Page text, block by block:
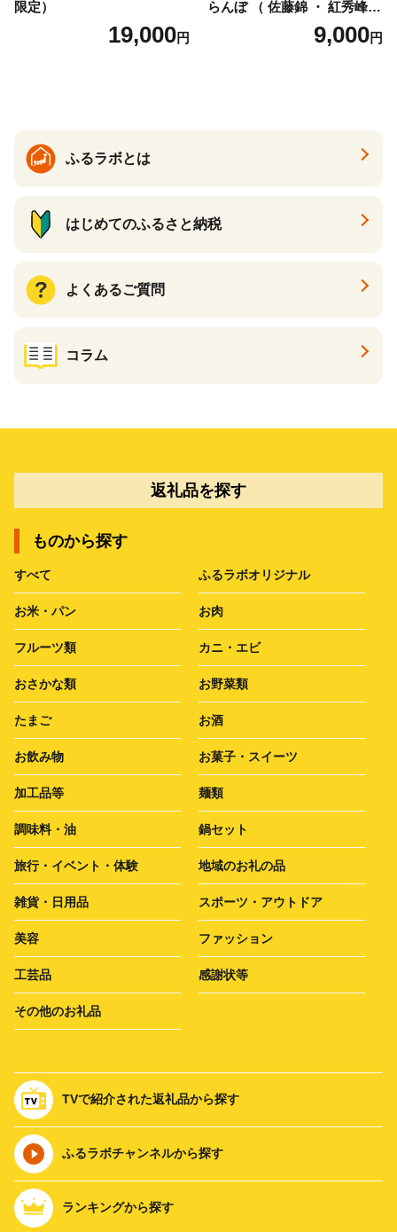
限定）
19,000円
らんぼ （ 佐藤錦 ・ 紅秀峰
） ご家庭用 M以上 700g 【20
26年6月下旬から7月上旬発
9,000円
ふるラボとは
はじめてのふるさと納税
よくあるご質問
コラム
返礼品を探す
ものから探す
すべて ふるラボオリジナル
お米・パン お肉
フルーツ類 カニ・エビ
おさかな類 お野菜類
たまご お酒
お飲み物 お菓子・スイーツ
加工品等 麺類
調味料・油 鍋セット
旅行・イベント・体験 地域のお礼の品
雑貨・日用品 スポーツ・アウトドア
美容 ファッション
工芸品 感謝状等
その他のお礼品
TVで紹介された返礼品から探す
ふるラボチャンネルから探す
ランキングから探す